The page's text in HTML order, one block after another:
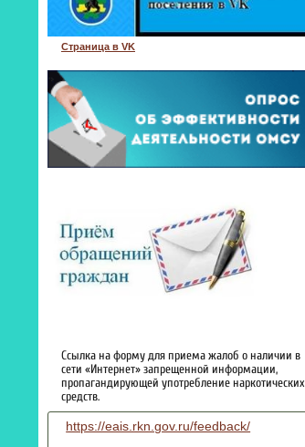
Страница в VK
Ссылка на форму для приема жалоб о наличии в
сети «Интернет» запрещенной информации,
пропагандирующей употребление наркотических
средств.
https://eais.rkn.gov.ru/feedback/